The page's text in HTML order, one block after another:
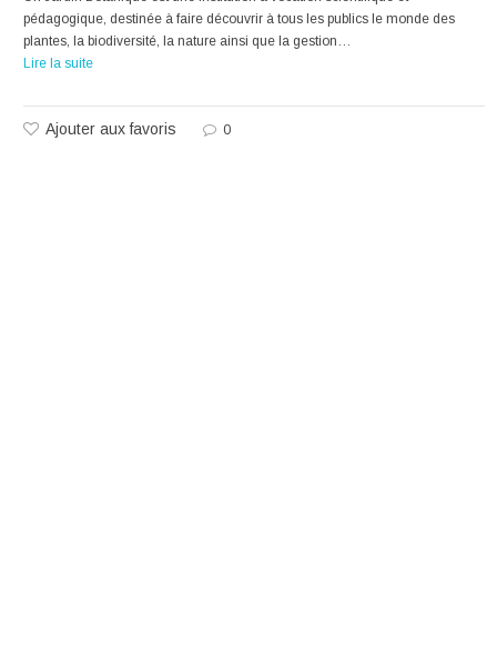
pédagogique, destinée à faire découvrir à tous les publics le monde des
plantes, la biodiversité, la nature ainsi que la gestion…
Lire la suite
Ajouter aux favoris 0